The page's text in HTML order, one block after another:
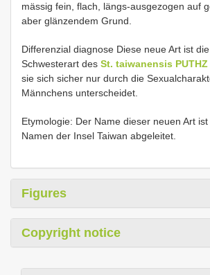
mässig fein, flach, längs-ausgezogen auf
aber glänzendem Grund.
Differenzial diagnose Diese neue Art ist die
Schwesterart des St. taiwanensis PUTHZ
sie sich sicher nur durch die
Männchens unterscheidet.
Etymologie: Der Name dieser neuen Art
Namen der Insel Taiwan abgeleitet.
Figures
Copyright notice